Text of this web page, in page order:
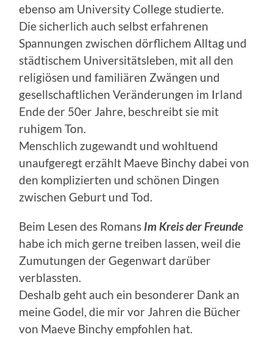
ebenso am University College studierte.
Die sicherlich auch selbst erfahrenen
Spannungen zwischen dörflichem Alltag und
städtischem Universitätsleben, mit all den
religiösen und familiären Zwängen und
gesellschaftlichen Veränderungen im Irland
Ende der 50er Jahre, beschreibt sie mit
ruhigem Ton.
Menschlich zugewandt und wohltuend
unaufgeregt erzählt Maeve Binchy dabei von
den komplizierten und schönen Dingen
zwischen Geburt und Tod.
Beim Lesen des Romans Im Kreis der Freunde
habe ich mich gerne treiben lassen, weil die
Zumutungen der Gegenwart darüber
verblassten.
Deshalb geht auch ein besonderer Dank an
meine Godel, die mir vor Jahren die Bücher
von Maeve Binchy empfohlen hat.